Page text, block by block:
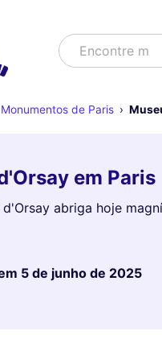
BuscarEncontre
Monumentos de Paris
em Paris
d'Orsay abriga hoje
5 de junho de 2025